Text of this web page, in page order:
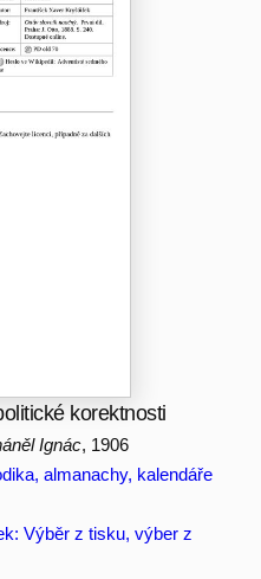
korektnosti
Ignác, 1906
almanachy, kalendáře
Výběr z tisku, výber z